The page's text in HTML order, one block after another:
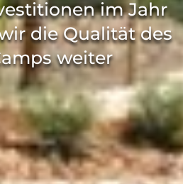
im Jahr
die Qualität des
weiter